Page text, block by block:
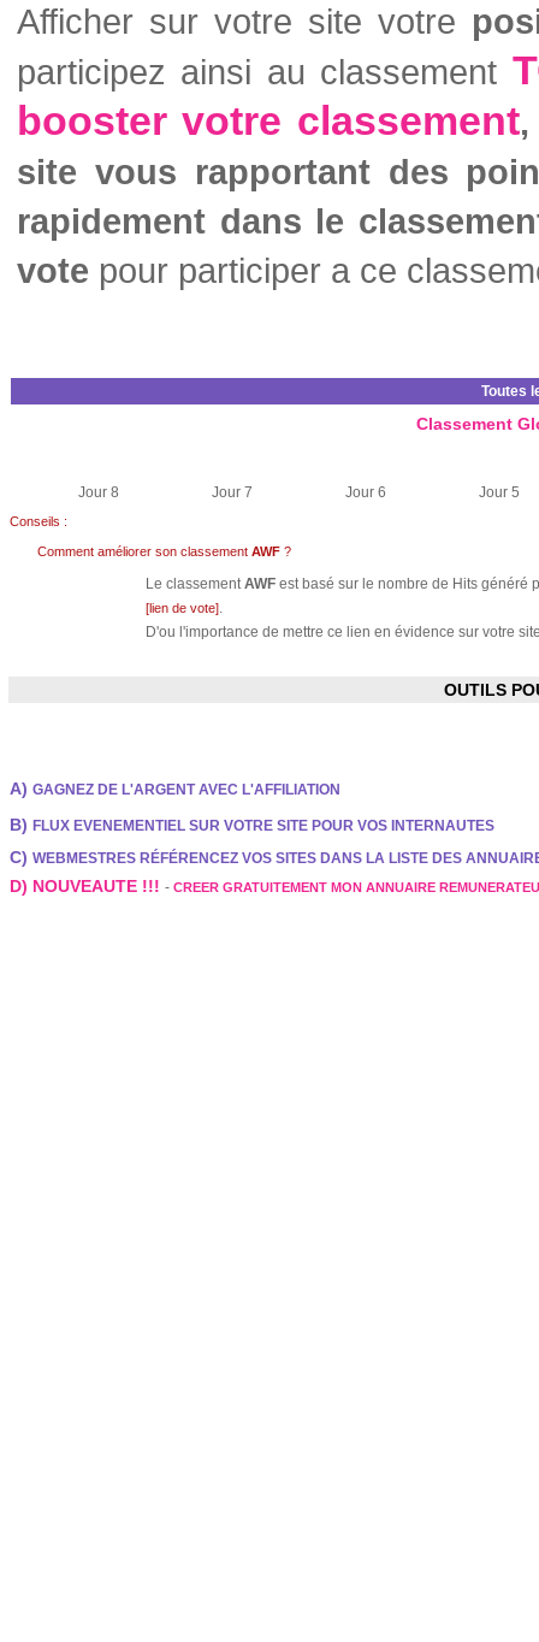
Afficher sur votre site votre
participez ainsi au classement
booster votre classement,
site vous rapportant des
rapidement dans le
vote pour participer a ce
Toutes
Classement
Jour 8 Jour 7 Jour 6 Jour 5
Conseils :
Comment améliorer son classement AWF ?
Le classementAWF est basé sur le nombre de Hits généré
[lien de vote].
D'ou l'importance de mettre ce lien en évidence sur votre
OUTILS
A) GAGNEZ DE L'ARGENT AVEC L'AFFILIATION
B) FLUX EVENEMENTIEL SUR VOTRE SITE POUR VOS INTERNAUTES
C) WEBMESTRES RÉFÉRENCEZ VOS SITES DANS LA LISTE DES
D) NOUVEAUTE !!! - CREER GRATUITEMENT MON ANNUAIRE